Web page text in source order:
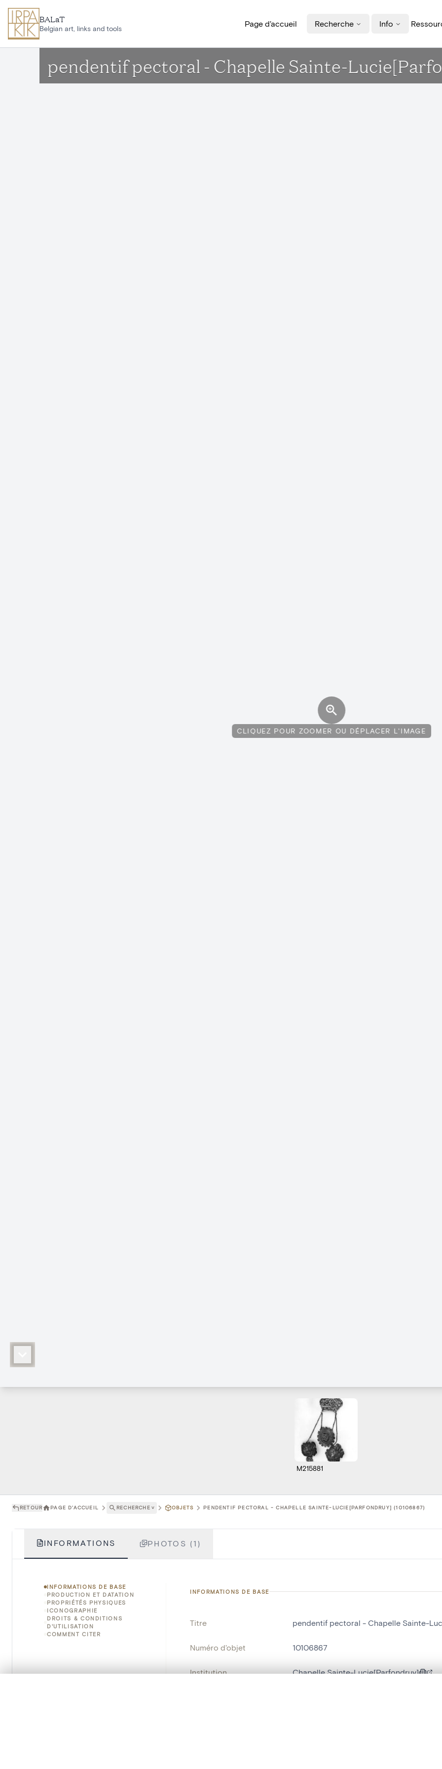
BALaT
Belgian art, links and tools
Page d'accueil Recherche Info
pendentif pectoral - Chapelle Sainte-
CLIQUEZ POUR ZOOMER OU DÉPLACER L'IMAGE
M215881
RETOUR PAGE D'ACCUEIL RECHERCHE ˅ OBJETS PENDENTIF PECTORAL - CHAPELLE SAINTE-LUCIE[PARFONDRUY] (10106867)
INFORMATIONS PHOTOS (1)
INFORMATIONS DE BASE
PRODUCTION ET DATATION
PROPRIÉTÉS PHYSIQUES
ICONOGRAPHIE
DROITS & CONDITIONS
D'UTILISATION
COMMENT CITER
INFORMATIONS DE BASE
Titre pendentif pectoral - Chapelle Sainte-
Numéro d'objet 10106867
Institution Chapelle Sainte-Lucie[Parfondruy]